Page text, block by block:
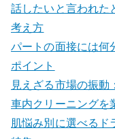
話したいと言われた
考え方
パートの面接には何
ポイント
見えざる市場の振
車内クリーニングを
肌悩み別に選べるド